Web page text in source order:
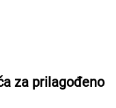
za prilagođeno